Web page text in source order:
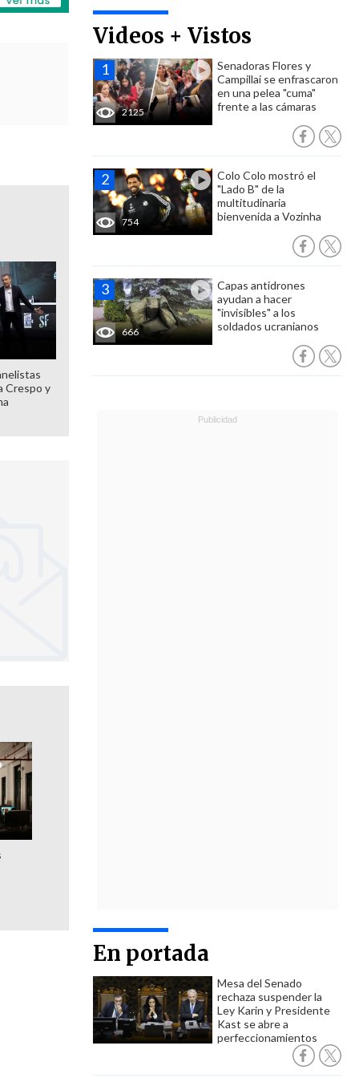
Videos + Vistos
2125
Senadoras Flores y
Campillai se enfrascaron
en una pelea "cuma"
frente a las cámaras
754
Colo Colo mostró el
"Lado B" de la
multitudinaria
bienvenida a Vozinha
666
Capas antidrones
ayudan a hacer
"invisibles" a los
soldados ucranianos
En portada
Mesa del Senado
rechaza suspender la
Ley Karin y Presidente
Kast se abre a
perfeccionamientos
Crespo y